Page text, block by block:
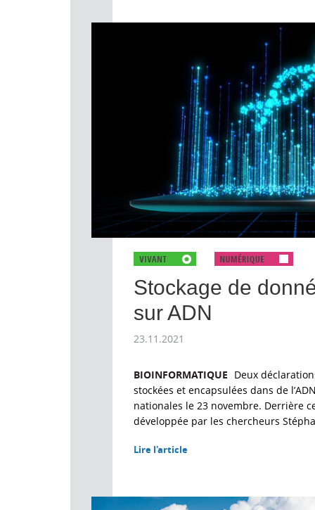
Stockage de
sur ADN
23.11.2021
BIOINFORMATIQUE Deux
stockées et encapsulées dans de
nationales le 23 novembre. Derrière
développée par les chercheurs
Lire l'article